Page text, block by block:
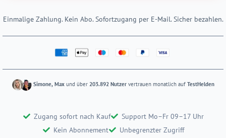
Einmalige Zahlung. Kein Abo. Sofortzugang per E-Mail. Sicher bezahlen.
Simone, Max und über 203.892 Nutzer vertrauen monatlich auf TestHelden
Zugang sofort nach Kauf
Support Mo–Fr 09–17 Uhr
Kein Abonnement
Unbegrenzter Zugriff